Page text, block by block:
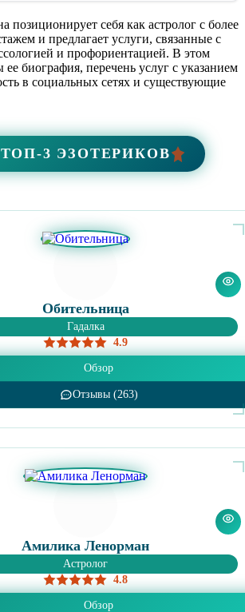
позиционирует себя как астролог с более
и предлагает услуги, связанные с
и профориентацией. В этом
ее биография, перечень услуг с указанием
в социальных сетях и существующие
ТОП-3 ЭЗОТЕРИКОВ
Обительница
Гадалка
4.9
Обзор
Отзывы (263)
Амилика Ленорман
Астролог
4.8
Обзор